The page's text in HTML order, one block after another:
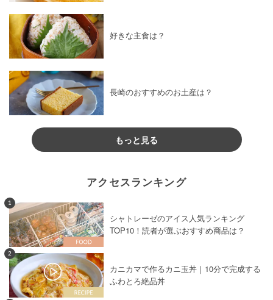
好きな主食は？
長崎のおすすめのお土産は？
もっと見る
アクセスランキング
1
シャトレーゼのアイス人気ランキング
TOP10！読者が選ぶおすすめ商品は？
2
カニカマで作るカニ玉丼｜10分で完成する
ふわとろ絶品丼